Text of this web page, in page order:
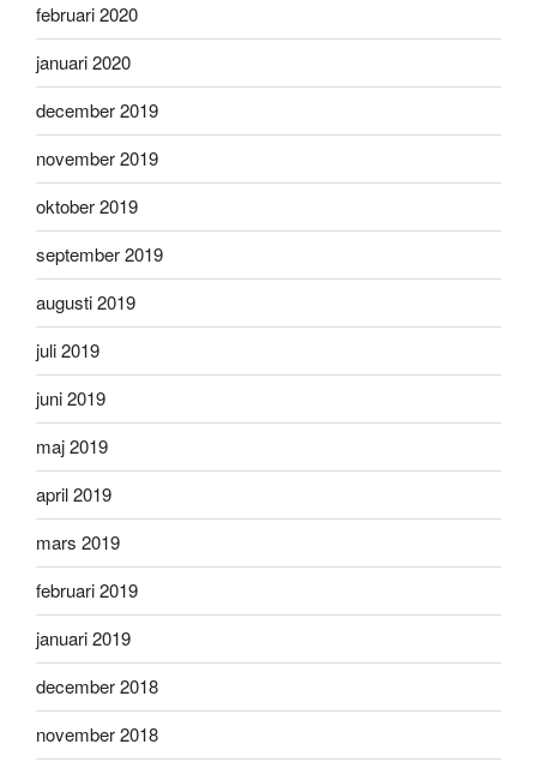
februari 2020
januari 2020
december 2019
november 2019
oktober 2019
september 2019
augusti 2019
juli 2019
juni 2019
maj 2019
april 2019
mars 2019
februari 2019
januari 2019
december 2018
november 2018